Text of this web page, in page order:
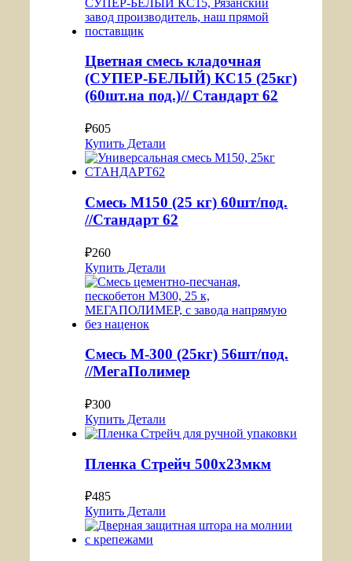
Цветная смесь кладочная
(СУПЕР-БЕЛЫЙ) КС15 (25кг)
(60шт.на под.)// Стандарт 62
₽605
Купить Детали
Смесь М150 (25 кг) 60шт/под.
//Стандарт 62
₽260
Купить Детали
Смесь М-300 (25кг) 56шт/под.
//МегаПолимер
₽300
Купить Детали
Пленка Стрейч 500х23мкм
₽485
Купить Детали